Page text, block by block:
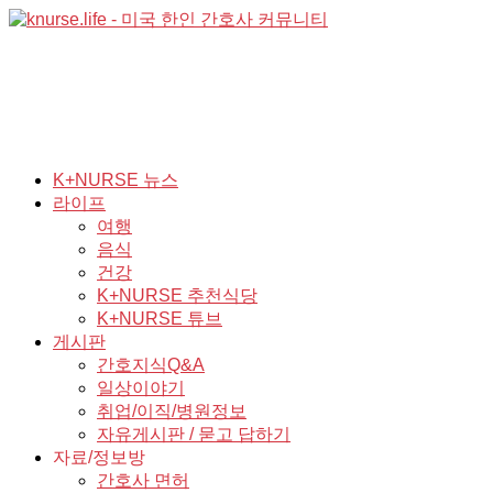
K+NURSE 뉴스
라이프
여행
음식
건강
K+NURSE 추천식당
K+NURSE 튜브
게시판
간호지식Q&A
일상이야기
취업/이직/병원정보
자유게시판 / 묻고 답하기
자료/정보방
간호사 면허